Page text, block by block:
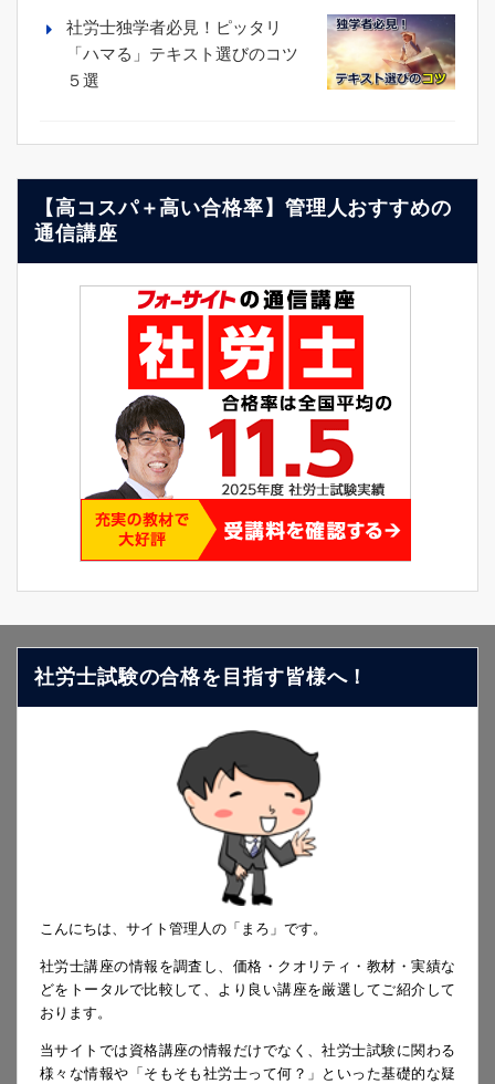
社労士独学者必見！ピッタリ
「ハマる」テキスト選びのコツ
５選
【高コスパ＋高い合格率】管理人おすすめの
通信講座
社労士試験の合格を目指す皆様へ！
こんにちは、サイト管理人の「まろ」です。
社労士講座の情報を調査し、価格・クオリティ・教材・実績な
どをトータルで比較して、より良い講座を厳選してご紹介して
おります。
当サイトでは資格講座の情報だけでなく、社労士試験に関わる
様々な情報や「そもそも社労士って何？」といった基礎的な疑